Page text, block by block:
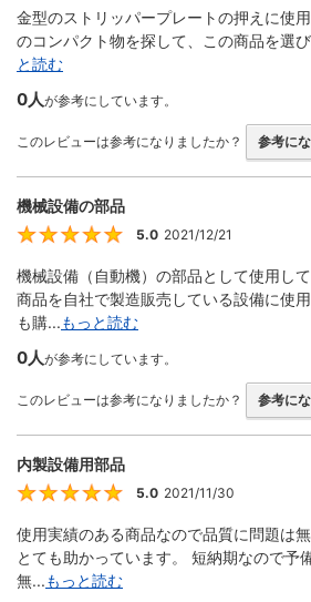
金型のストリッパープレートの押えに使
のコンパクト物を探して、この商品を選
と読む
0人が参考にしています。
このレビューは参考になりましたか？ 参考に
機械設備の部品
5.0 2021/12/21
機械設備（自動機）の部品として使用し
商品を自社で製造販売している設備に使
も購...もっと読む
0人が参考にしています。
このレビューは参考になりましたか？ 参考に
内製設備用部品
5.0 2021/11/30
使用実績のある商品なので品質に問題は
とても助かっています。 短納期なので予
無...もっと読む